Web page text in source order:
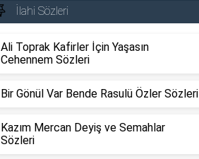
İlahi Sözleri
Ali Toprak Kafirler İçin Yaşasın
Cehennem Sözleri
Bir Gönül Var Bende Rasulü Özler Sözleri
Kazım Mercan Deyiş ve Semahlar
Sözleri